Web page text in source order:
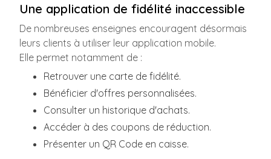
Une application de fidélité inaccessible
De nombreuses enseignes encouragent désormais
leurs clients à utiliser leur application mobile.
Elle permet notamment de :
Retrouver une carte de fidélité.
Bénéficier d'offres personnalisées.
Consulter un historique d'achats.
Accéder à des coupons de réduction.
Présenter un QR Code en caisse.